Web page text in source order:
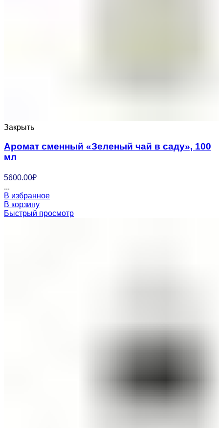
Закрыть
Аромат сменный «Зеленый чай в саду», 100
мл
5600.00₽
...
В избранное
В корзину
Быстрый просмотр